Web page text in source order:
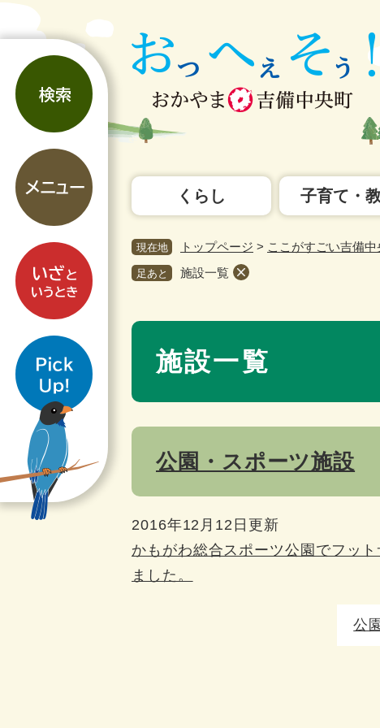
先
頭
す。
を
飛
し
本
へ
検
索
メ
ニ
ュ
ー
い
ざ
と
い
と
き
pickup
くらし 子育て・
現在地 トップページ > ここがすごい吉備中
足あと 施設一覧
本
施設一覧
公園・スポーツ施設
2016年12月12日更新
かもがわ総合スポーツ公園でフッ
ました。
公